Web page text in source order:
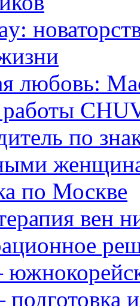
любовь:
по
по Москве
вен